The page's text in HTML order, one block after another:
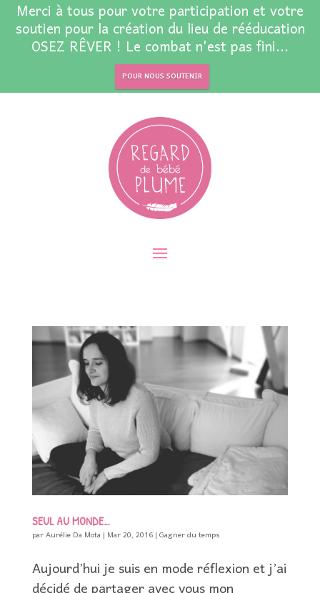
Merci à tous pour votre participation et votre
soutien pour la création du lieu de rééducation
OSEZ RÊVER ! Le combat n'est pas fini...
POUR NOUS SOUTENIR
SEUL AU MONDE…
parAurélie Da Mota| Mar 20, 2016|Gagner du temps
Aujourd’hui je suis en mode réflexion et j’ai